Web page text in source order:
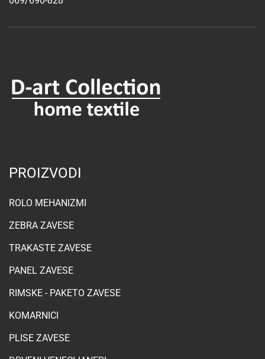
PROIZVODI
ROLO MEHANIZMI
ZEBRA ZAVESE
TRAKASTE ZAVESE
PANEL ZAVESE
RIMSKE - PAKETO ZAVESE
KOMARNICI
PLISE ZAVESE